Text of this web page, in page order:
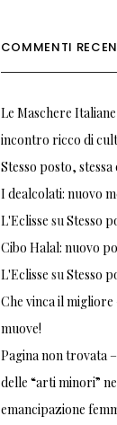
COMMENTI
Le Maschere
incontro ricco di
Stesso posto, stessa
I dealcolati: nuovo
L'Eclisse suStesso
Cibo Halal: nuovo
L'Eclisse suStesso
Che vinca il migliore
muove!
Pagina non trovata
delle “arti minori”
emancipazione